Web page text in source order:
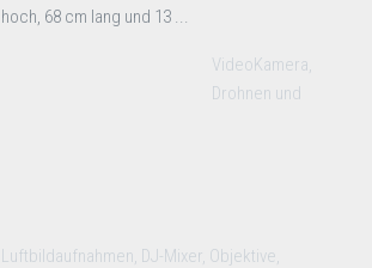
hoch, 68 cm lang und 13 ...
VideoKamera,
Drohnen und
Luftbildaufnahmen, DJ-Mixer, Objektive,